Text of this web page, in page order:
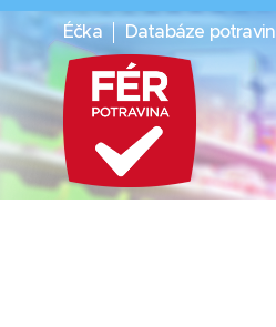
Éčka Databáze potravin